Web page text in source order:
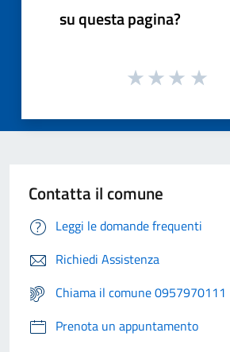
su questa pagina?
Contatta il comune
Leggi le domande frequenti
Richiedi Assistenza
Chiama il comune 0957970111
Prenota un appuntamento